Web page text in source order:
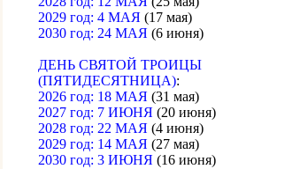
2029 год: 4 МАЯ (17 мая)
2030 год: 24 МАЯ (6 июня)
ДЕНЬ СВЯТОЙ ТРОИЦЫ
(ПЯТИДЕСЯТНИЦА):
2026 год: 18 МАЯ (31 мая)
2027 год: 7 ИЮНЯ (20 июня)
2028 год: 22 МАЯ (4 июня)
2029 год: 14 МАЯ (27 мая)
2030 год: 3 ИЮНЯ (16 июня)